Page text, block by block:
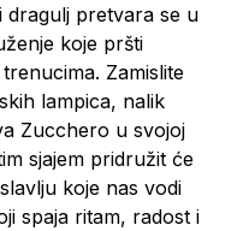
dragulj pretvara se u
koje pršti
Zamislite
lampica, nalik
Zucchero u svojoj
sjajem pridružit će
koje nas vodi
spaja ritam, radost i